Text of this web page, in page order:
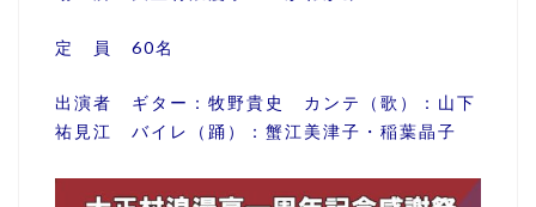
定 員 60名
出演者 ギター：牧野貴史 カンテ（歌）：山下
祐見江 バイレ（踊）：蟹江美津子・稲葉晶子